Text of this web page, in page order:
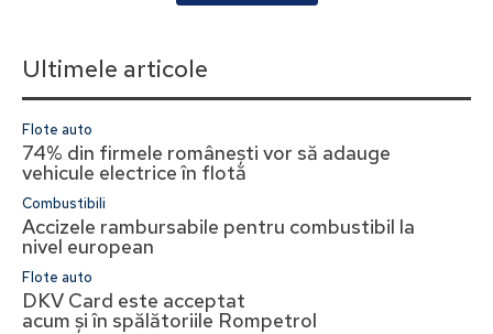
Ultimele articole
Flote auto
74% din firmele românești vor să adauge
vehicule electrice în flotă
Combustibili
Accizele rambursabile pentru combustibil la
nivel european
Flote auto
DKV Card este acceptat
acum și în spălătoriile Rompetrol